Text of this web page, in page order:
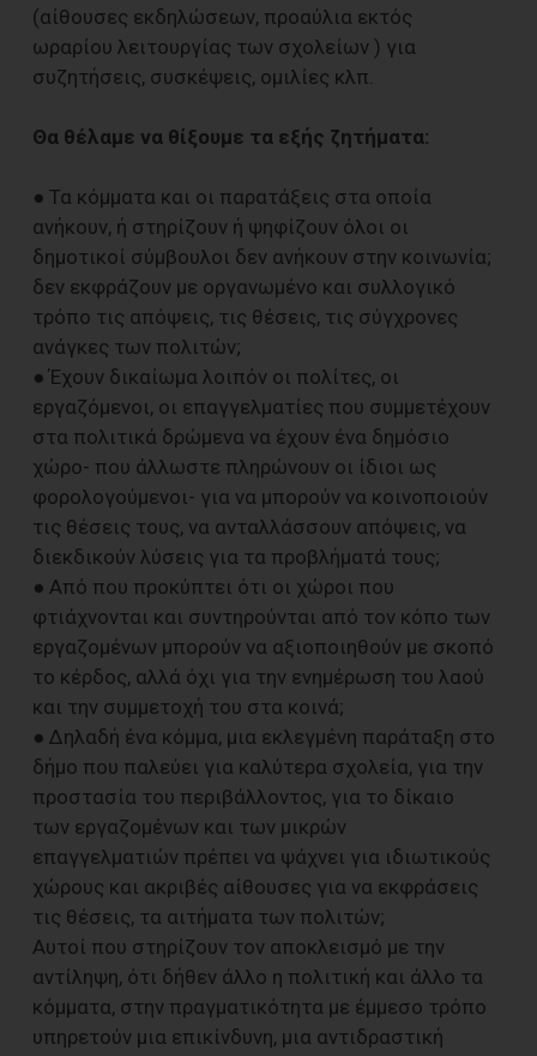
(αίθουσες εκδηλώσεων, προαύλια εκτός
ωραρίου λειτουργίας των σχολείων ) για
συζητήσεις, συσκέψεις, ομιλίες κλπ.
Θα θέλαμε να θίξουμε τα εξής ζητήματα:
● Τα κόμματα και οι παρατάξεις στα οποία
ανήκουν, ή στηρίζουν ή ψηφίζουν όλοι οι
δημοτικοί σύμβουλοι δεν ανήκουν στην κοινωνία;
δεν εκφράζουν με οργανωμένο και συλλογικό
τρόπο τις απόψεις, τις θέσεις, τις σύγχρονες
ανάγκες των πολιτών;
● Έχουν δικαίωμα λοιπόν οι πολίτες, οι
εργαζόμενοι, οι επαγγελματίες που συμμετέχουν
στα πολιτικά δρώμενα να έχουν ένα δημόσιο
χώρο- που άλλωστε πληρώνουν οι ίδιοι ως
φορολογούμενοι- για να μπορούν να κοινοποιούν
τις θέσεις τους, να ανταλλάσσουν απόψεις, να
διεκδικούν λύσεις για τα προβλήματά τους;
● Από που προκύπτει ότι οι χώροι που
φτιάχνονται και συντηρούνται από τον κόπο των
εργαζομένων μπορούν να αξιοποιηθούν με σκοπό
το κέρδος, αλλά όχι για την ενημέρωση του λαού
και την συμμετοχή του στα κοινά;
● Δηλαδή ένα κόμμα, μια εκλεγμένη παράταξη στο
δήμο που παλεύει για καλύτερα σχολεία, για την
προστασία του περιβάλλοντος, για το δίκαιο
των εργαζομένων και των μικρών
επαγγελματιών πρέπει να ψάχνει για ιδιωτικούς
χώρους και ακριβές αίθουσες για να εκφράσεις
τις θέσεις, τα αιτήματα των πολιτών;
Αυτοί που στηρίζουν τον αποκλεισμό με την
αντίληψη, ότι δήθεν άλλο η πολιτική και άλλο τα
κόμματα, στην πραγματικότητα με έμμεσο τρόπο
υπηρετούν μια επικίνδυνη, μια αντιδραστική